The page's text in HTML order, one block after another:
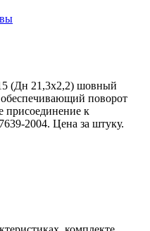
(Дн 21,3х2,2) шовный
обеспечивающий поворот
присоединение к
2004. Цена за штуку.